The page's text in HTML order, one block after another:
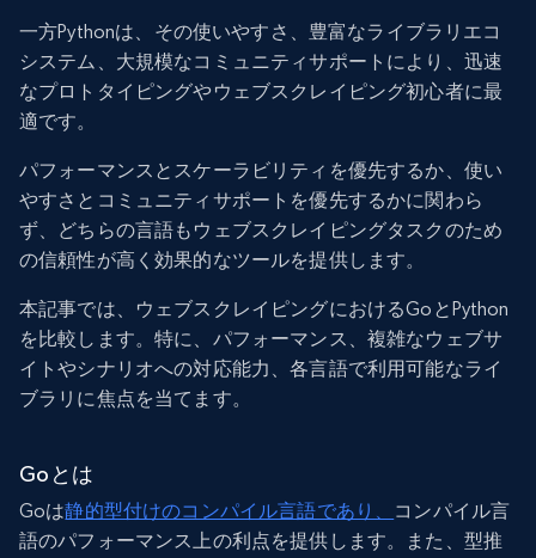
一方Pythonは、その使いやすさ、豊富なライブラリエコ
システム、大規模なコミュニティサポートにより、迅速
なプロトタイピングやウェブスクレイピング初心者に最
適です。
パフォーマンスとスケーラビリティを優先するか、使い
やすさとコミュニティサポートを優先するかに関わら
ず、どちらの言語もウェブスクレイピングタスクのため
の信頼性が高く効果的なツールを提供します。
本記事では、ウェブスクレイピングにおけるGoとPython
を比較します。特に、パフォーマンス、複雑なウェブサ
イトやシナリオへの対応能力、各言語で利用可能なライ
ブラリに焦点を当てます。
Goとは
Goは静的型付けのコンパイル言語であり、 コンパイル言
語のパフォーマンス上の利点を提供します。また、型推